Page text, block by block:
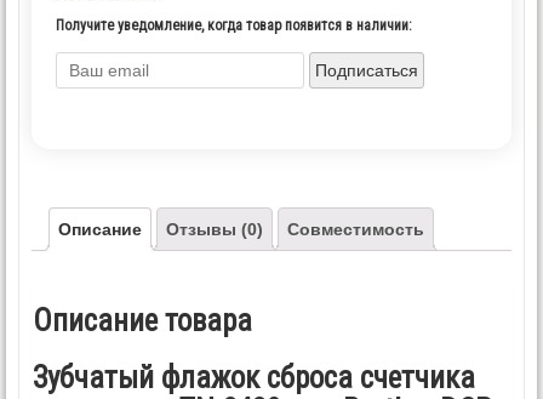
Получите уведомление, когда товар появится в наличии:
Подписаться
Описание Отзывы (0) Совместимость
Описание товара
Зубчатый флажок сброса счетчика